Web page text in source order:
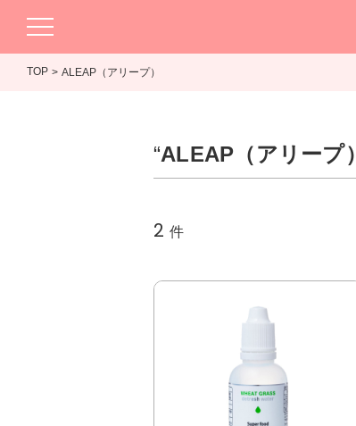
TOP ALEAP（アリープ）
“ALEAP（アリープ）
2 件